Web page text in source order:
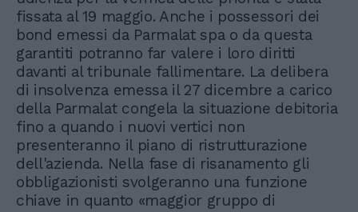
fissata al 19 maggio. Anche i possessori dei
bond emessi da Parmalat spa o da questa
garantiti potranno far valere i loro diritti
davanti al tribunale fallimentare. La delibera
di insolvenza emessa il 27 dicembre a carico
della Parmalat congela la situazione debitoria
fino a quando i nuovi vertici non
presenteranno il piano di ristrutturazione
dell'azienda. Nella fase di risanamento gli
obbligazionisti svolgeranno una funzione
chiave in quanto «maggior gruppo di